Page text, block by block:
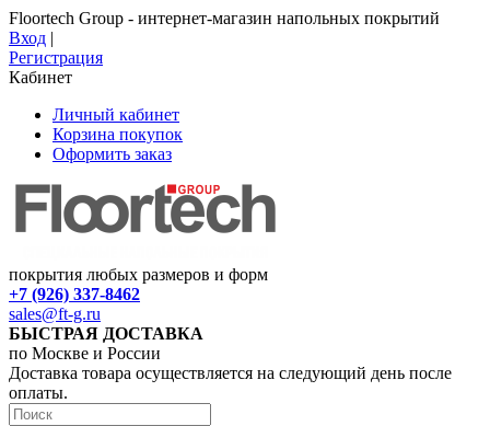
Floortech Group - интернет-магазин напольных покрытий
Вход |
Регистрация
Кабинет
Личный кабинет
Корзина покупок
Оформить заказ
покрытия любых размеров и форм
+7 (926) 337-8462
sales@ft-g.ru
БЫСТРАЯ ДОСТАВКА
по Москве и России
Доставка товара осуществляется на следующий день после
оплаты.